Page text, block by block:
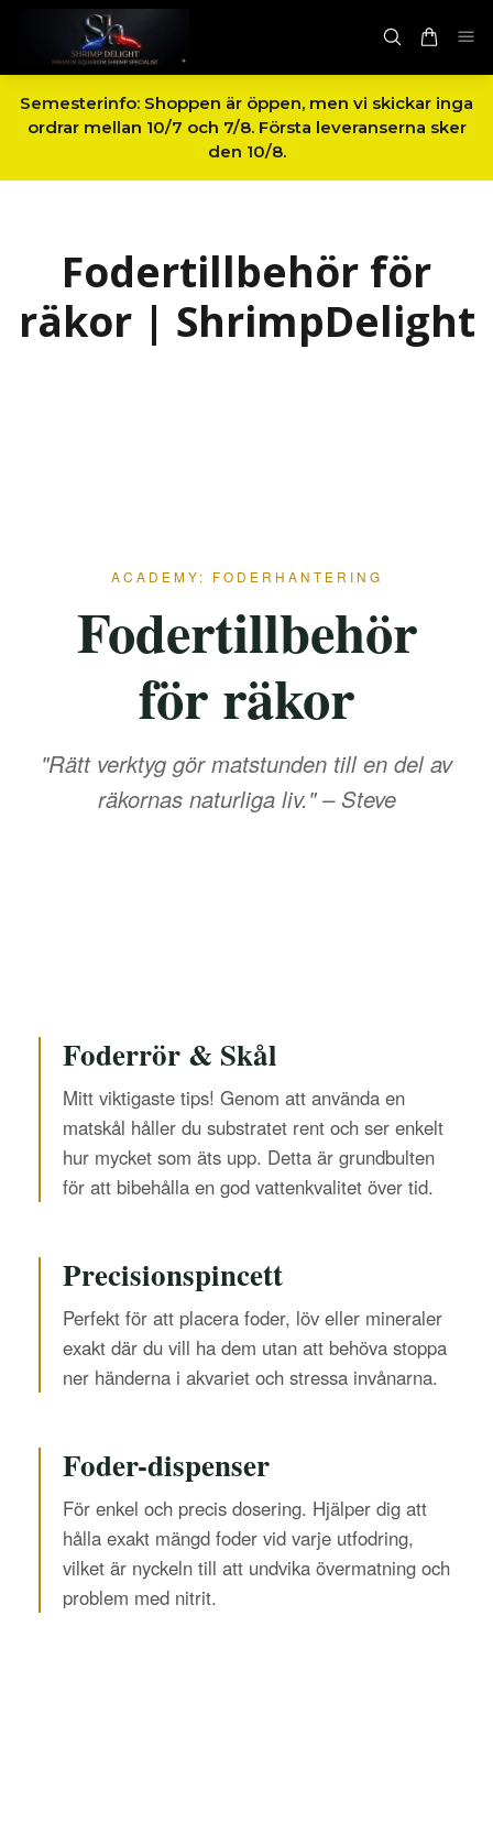
Semesterinfo: Shoppen är öppen, men vi skickar inga
ordrar mellan 10/7 och 7/8. Första leveranserna sker
den 10/8.
Fodertillbehör för
räkor | ShrimpDelight
ACADEMY: FODERHANTERING
Fodertillbehör
för räkor
"Rätt verktyg gör matstunden till en del av
räkornas naturliga liv." – Steve
Foderrör & Skål
Mitt viktigaste tips! Genom att använda en
matskål håller du substratet rent och ser enkelt
hur mycket som äts upp. Detta är grundbulten
för att bibehålla en god vattenkvalitet över tid.
Precisionspincett
Perfekt för att placera foder, löv eller mineraler
exakt där du vill ha dem utan att behöva stoppa
ner händerna i akvariet och stressa invånarna.
Foder-dispenser
För enkel och precis dosering. Hjälper dig att
hålla exakt mängd foder vid varje utfodring,
vilket är nyckeln till att undvika övermatning och
problem med nitrit.